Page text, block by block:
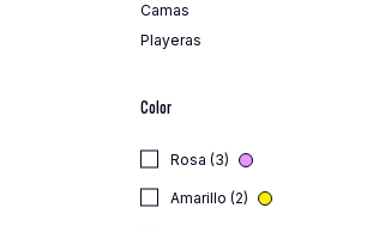
Camas
Playeras
Color
Rosa (3)
Amarillo (2)